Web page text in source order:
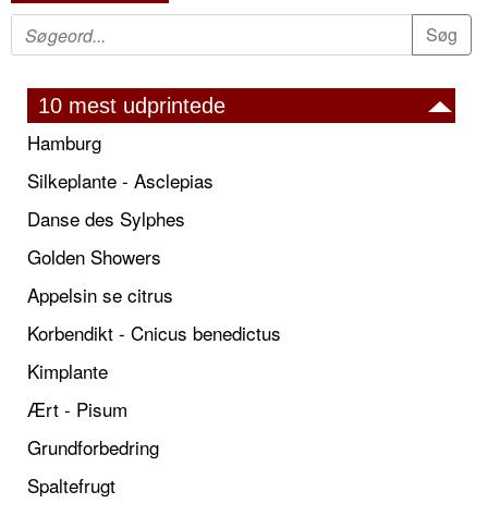
10 mest udprintede
Hamburg
Silkeplante - Asclepias
Danse des Sylphes
Golden Showers
Appelsin se citrus
Korbendikt - Cnicus benedictus
Kimplante
Ært - Pisum
Grundforbedring
Spaltefrugt